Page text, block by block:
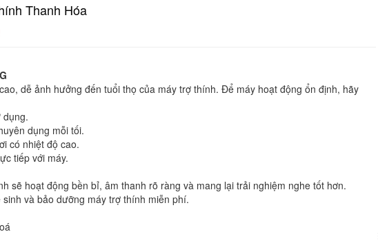
Thanh Hóa
dễ ảnh hưởng đến tuổi thọ của máy trợ thính. Để máy hoạt động ổn định, hãy
dụng.
dụng mỗi tối.
có nhiệt độ cao.
tiếp với máy.
sẽ hoạt động bền bỉ, âm thanh rõ ràng và mang lại trải nghiệm nghe tốt hơn.
và bảo dưỡng máy trợ thính miễn phí.